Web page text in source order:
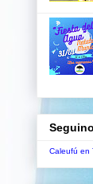
Caleufú en